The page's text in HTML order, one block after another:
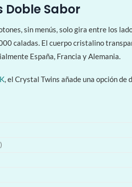
Doble Sabor
sin menús, solo gira entre los
caladas. El cuerpo cristalino
España, Francia y Alemania.
, el Crystal Twins añade una opción de